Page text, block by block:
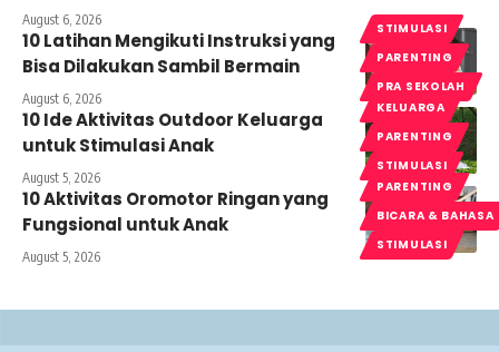
August 6, 2026
STIMULASI
PARENTING
PRA SEKOLAH
10 Latihan Mengikuti Instruksi yang
Bisa Dilakukan Sambil Bermain
August 6, 2026
KELUARGA
PARENTING
STIMULASI
10 Ide Aktivitas Outdoor Keluarga
untuk Stimulasi Anak
August 5, 2026
PARENTING
BICARA & BAHASA
STIMULASI
10 Aktivitas Oromotor Ringan yang
Fungsional untuk Anak
August 5, 2026